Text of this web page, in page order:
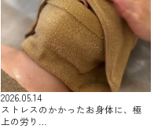
2026.05.14
ストレスのかかったお身体に、極
上の労り…